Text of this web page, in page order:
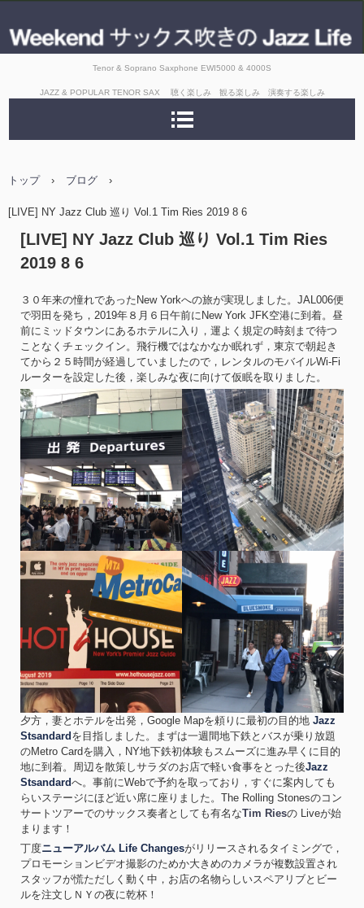
Tenor & Soprano Saxphone EWI5000 & 4000S
JAZZ & POPULAR TENOR SAX 聴く楽しみ 観る楽しみ 演奏する楽しみ
トップ › ブログ ›
[LIVE] NY Jazz Club 巡り Vol.1 Tim Ries 2019 8 6
[LIVE] NY Jazz Club 巡り Vol.1 Tim Ries
2019 8 6
３０年来の憧れであったNew Yorkへの旅が実現しました。JAL006便
で羽田を発ち，2019年８月６日午前にNew York JFK空港に到着。昼
前にミッドタウンにあるホテルに入り，運よく規定の時刻まで待つ
ことなくチェックイン。飛行機ではなかなか眠れず，東京で朝起き
てから２５時間が経過していましたので，レンタルのモバイルWi-Fi
ルーターを設定した後，楽しみな夜に向けて仮眠を取りました。
夕方，妻とホテルを出発，Google Mapを頼りに最初の目的地 Jazz
Stsandard を目指しました。まずは一週間地下鉄とバスが乗り放題
のMetro Cardを購入，NY地下鉄初体験もスムーズに進み早くに目的
地に到着。周辺を散策しサラダのお店で軽い食事をとった後Jazz
Stsandardへ。事前にWebで予約を取っており，すぐに案内しても
らいステージにほど近い席に座りました。The Rolling Stonesのコン
サートツアーでのサックス奏者としても有名なTim Riesの Liveが始
まります！
丁度ニューアルバム Life Changesがリリースされるタイミングで，
プロモーションビデオ撮影のためか大きめのカメラが複数設置され
スタッフが慌ただしく動く中，お店の名物らしいスペアリブとビー
ルを注文しＮＹの夜に乾杯！